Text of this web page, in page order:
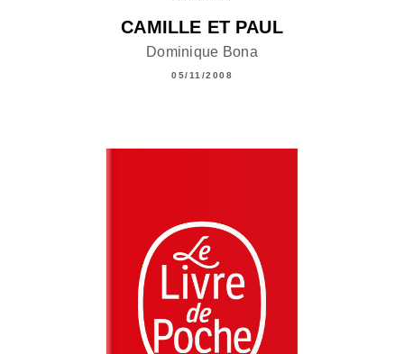
CAMILLE ET PAUL
Dominique Bona
05/11/2008